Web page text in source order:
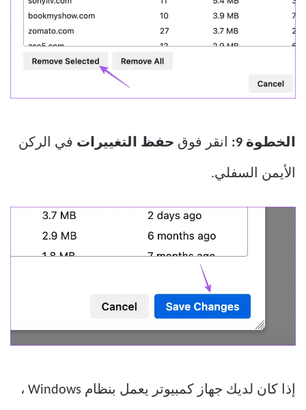
الخطوة 9: انقر فوق حفظ التغييرات في الركن
الأيمن السفلي.
إذا كان لديك جهاز كمبيوتر يعمل بنظام Windows ،